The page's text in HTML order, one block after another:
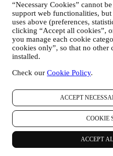
“Necessary Cookies” cannot
support web functionalities,
uses above (preferences,
clicking “Accept all cookies”,
you manage each cookie
cookies only”, so that no other
installed.
Check our Cookie Policy.
ACCEPT
COOKIE
ACCEPT
egendomsrättigheter.
7. Är det nödvändigt eller frivilligt
vad händer
Det är nödvändigt för dig att
för att vi ska kunna efterleva våra
gentemot dig. Utan dina
vår webbplats. Det kan vara
frivilligt att tillhandahålla
för anpassat innehåll. Om du inte
ändamål kommer detta inte att
det innebär ändå att vi inte kan
kampanjerbjudanden från Le
Creuset behandlar dina
när som helst återta samtycket